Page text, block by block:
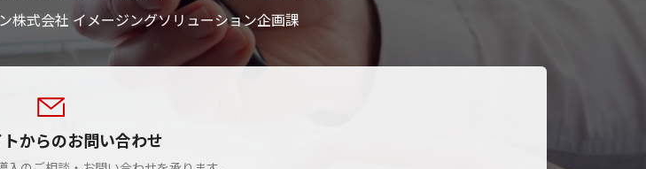
株式会社 イメージングソリューション企画課
からのお問い合わせ